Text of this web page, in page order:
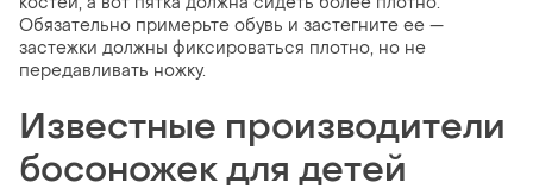
Обязательно примерьте обувь и застегните ее —
застежки должны фиксироваться плотно, но не
передавливать ножку.
Известные производители
босоножек для детей